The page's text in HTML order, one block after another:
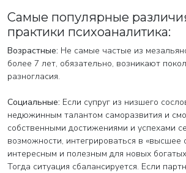
Самые популярные
практики психоаналитика:
Возрастные: Не самые частые из
более 7 лет, обязательно, возникают
разногласия.
Социальные: Если супруг из низшего
недюжинным талантом саморазвития и
собственными достижениями и успехами
возможности, интегрироваться в «высшее
интересным и полезным для новых
Тогда ситуация сбалансируется. Если